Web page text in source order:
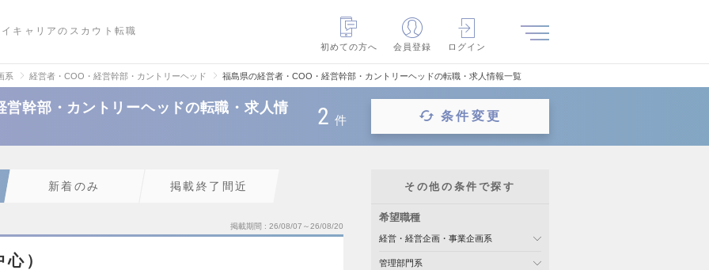
キャリアのスカウト転職
初めての方へ
会員登録 ログイン
系 経営者・COO・経営幹部・カントリーヘッド 福島県の経営者・COO・経営幹部・カントリーヘッドの転職・求人情報一覧
幹部・カントリーヘッドの転職・求人情 2 件 条件変更
新着のみ 掲載終了間近
掲載期間 26/08/07～26/08/20
）
その他の条件で探す
希望職種
経営・経営企画・事業企画系
管理部門系